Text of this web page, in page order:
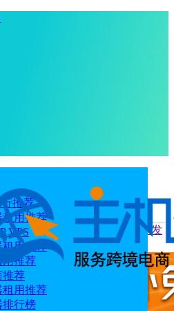
推荐
租用推荐
VPS
租用推荐
用推荐
推荐
租用推荐
排行榜
Kinsta使用SSH远程WordPress开发